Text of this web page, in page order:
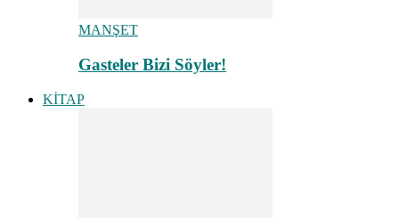
MANŞET
Gasteler Bizi Söyler!
KİTAP